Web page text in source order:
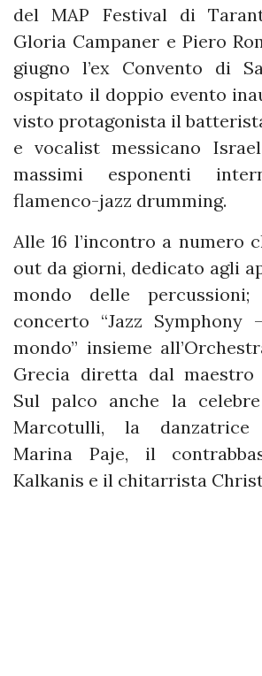
del MAP Festival di
Gloria Campaner e Piero
giugno l’ex Convento di
ospitato il doppio evento
visto protagonista il
e vocalist messicano
massimi esponenti
flamenco-jazz drumming.
Alle 16 l’incontro a numero
out da giorni, dedicato agli
mondo delle
concerto “Jazz
mondo” insieme
Grecia diretta dal maestro
Sul palco anche la
Marcotulli, la
Marina Paje, il
Kalkanis e il chitarrista